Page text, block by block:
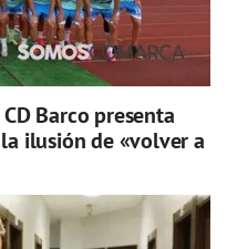
Barco presenta
ilusión de «volver a